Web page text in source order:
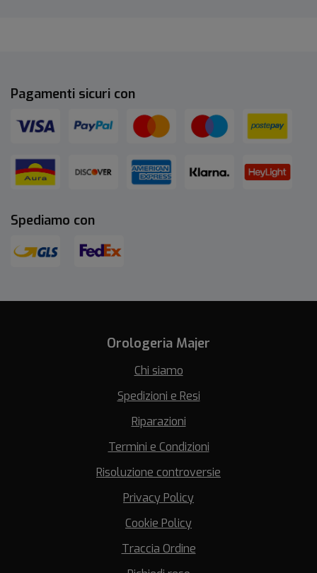
Pagamenti sicuri con
Spediamo con
Orologeria Majer
Chi siamo
Spedizioni e Resi
Riparazioni
Termini e Condizioni
Risoluzione controversie
Privacy Policy
Cookie Policy
Traccia Ordine